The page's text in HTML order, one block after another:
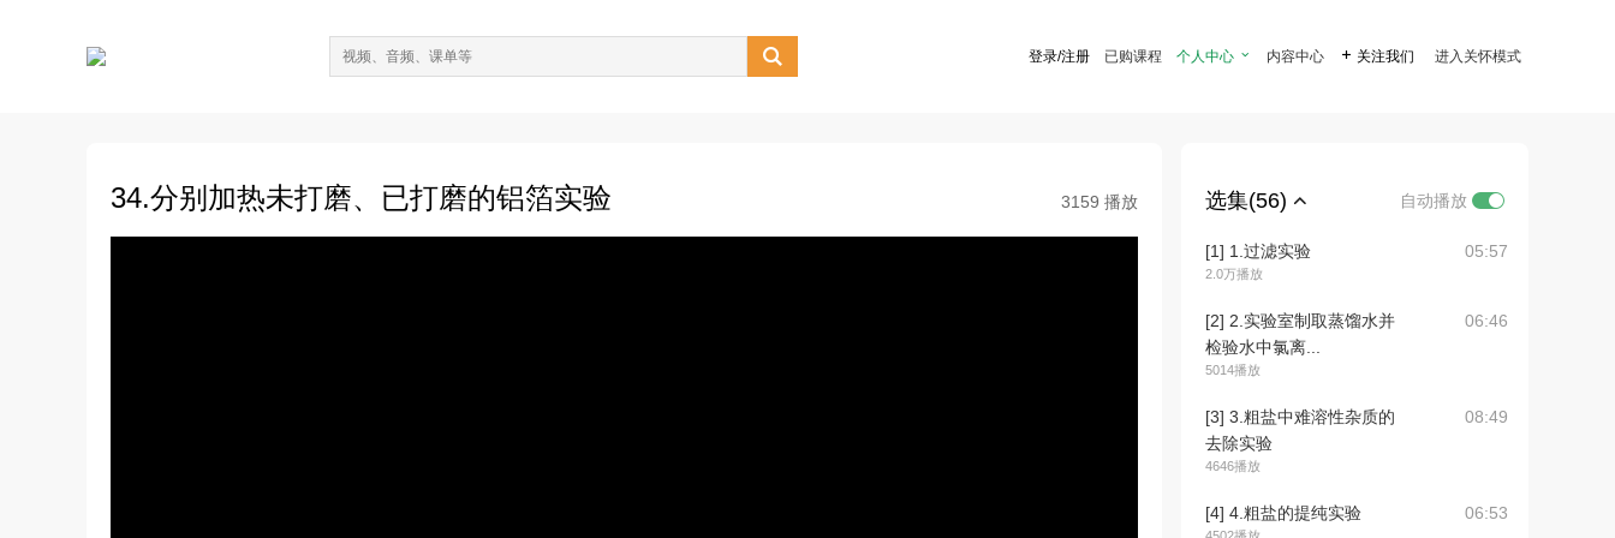
 登录/注册 已购课程 个人中心  内容中心  关注我们 进入关怀模式
34.分别加热未打磨、已打磨的铝箔实验 3159 播放 选集(56) 自动播放
[1] 1.过滤实验
2.0万播放
05:57
[2] 2.实验室制取蒸馏水并
检验水中氯离...
5014播放
06:46
[3] 3.粗盐中难溶性杂质的
去除实验
4646播放
08:49
[4] 4.粗盐的提纯实验 06:53